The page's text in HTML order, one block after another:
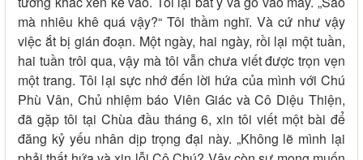
mà nhiêu khê quá vậy?“ Tôi thầm nghĩ. Và cứ như vậy
việc ắt bị gián đoạn. Một ngày, hai ngày, rồi lại một tuần,
hai tuần trôi qua, vậy mà tôi vẫn chưa viết được trọn vẹn
một trang. Tôi lại sực nhớ đến lời hứa của mình với Chú
Phù Vân, Chủ nhiệm báo Viên Giác và Cô Diệu Thiện,
đã gặp tôi tại Chùa đầu tháng 6, xin tôi viết một bài để
đăng kỷ yếu nhân dịp trọng đại này. „Không lẽ mình lại